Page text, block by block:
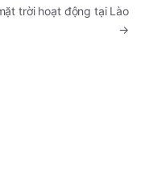
trời hoạt động tại Lào
→